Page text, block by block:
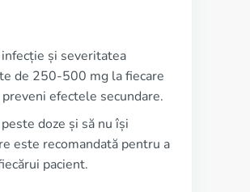
și severitatea
de 250-500 mg la fiecare
efectele secundare.
doze și să nu își
este recomandată pentru a
pacient.